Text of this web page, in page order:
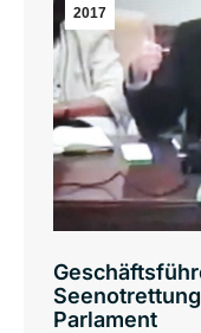
2017
Parlament